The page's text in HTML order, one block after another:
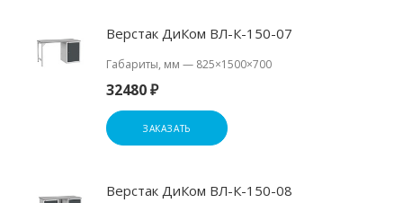
Верстак ДиКом ВЛ-К-150-07
Габариты, мм — 825×1500×700
32480 ₽
ЗАКАЗАТЬ
Верстак ДиКом ВЛ-К-150-08